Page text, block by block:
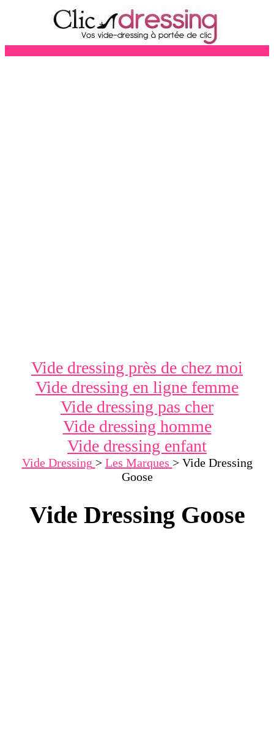
Vide dressing près de chez moi
Vide dressing en ligne femme
Vide dressing pas cher
Vide dressing homme
Vide dressing enfant
Vide Dressing > Les Marques > Vide Dressing
Goose
Vide Dressing Goose